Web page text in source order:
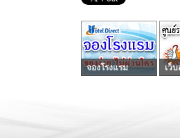
จองโรงแรม เว็